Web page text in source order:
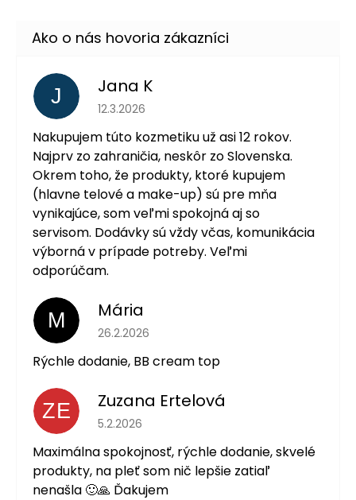
J Jana K
Hodnotenie obchodu je 5 z 5 hviezdičiek.
12.3.2026
Nakupujem túto kozmetiku už asi 12 rokov.
Najprv zo zahraničia, neskôr zo Slovenska.
Okrem toho, že produkty, ktoré kupujem
(hlavne telové a make-up) sú pre mňa
vynikajúce, som veľmi spokojná aj so
servisom. Dodávky sú vždy včas, komunikácia
výborná v prípade potreby. Veľmi
odporúčam.
M Mária
Hodnotenie obchodu je 5 z 5 hviezdičiek.
26.2.2026
Rýchle dodanie, BB cream top
ZE Zuzana Ertelová
Hodnotenie obchodu je 5 z 5 hviezdičiek.
5.2.2026
Maximálna spokojnosť, rýchle dodanie, skvelé
produkty, na pleť som nič lepšie zatiaľ
nenašla 🙂🙏 Ďakujem